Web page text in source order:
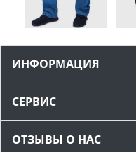
ИНФОРМАЦИЯ
СЕРВИС
ОТЗЫВЫ О НАС